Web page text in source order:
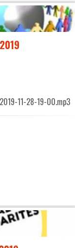
11-28-19-00.mp3